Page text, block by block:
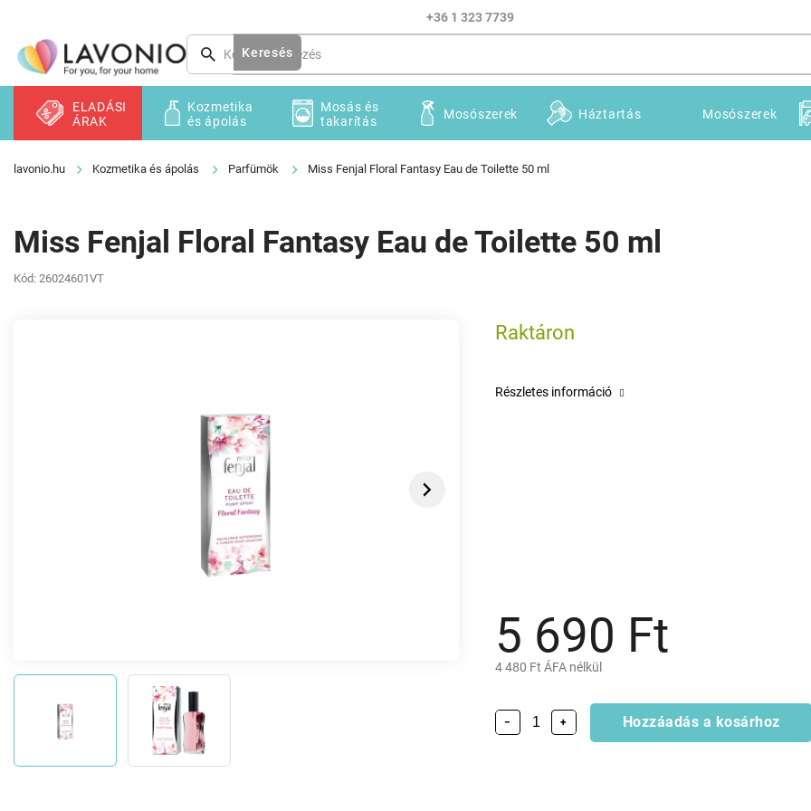
tartalomhoz
+36 1 323 7739
Keresés
ELADÁSI
ÁRAK
Kozmetika
és ápolás
Mosás és
takarítás
Mosószerek Háztartás Mosószerek
Kozmetika és ápolás Parfümök Miss Fenjal Floral Fantasy Eau de Toilette 50 ml
Miss Fenjal Floral Fantasy Eau de Toilette 50 ml
Kód: 26024601VT
Next
5 690 Ft
4 480 Ft ÁFA nélkül
Raktáron
+
− Hozzáadás a kosárhoz
Részletes információ